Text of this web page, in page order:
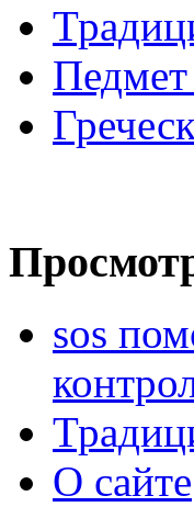
sos
О сайте